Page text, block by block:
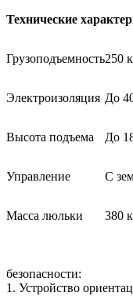
Технические
Грузоподъемность250
Электроизоляция До
Высота подъема До
Управление С
Масса люльки 380
безопасности:
1. Устройство